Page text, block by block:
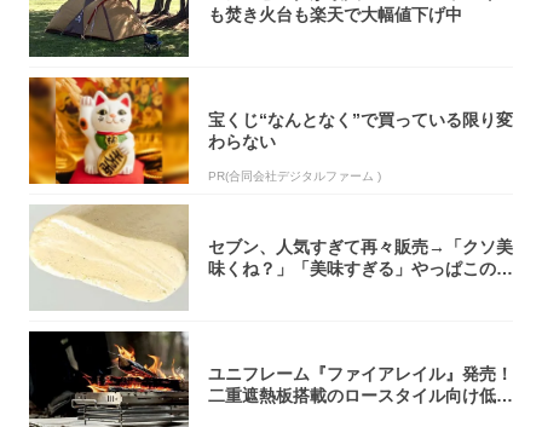
も焚き火台も楽天で大幅値下げ中
宝くじ“なんとなく”で買っている限り変
わらない
PR(合同会社デジタルファーム )
セブン、人気すぎて再々販売→「クソ美
味くね？」「美味すぎる」やっぱこのク
ユニフレーム『ファイアレイル』発売！
二重遮熱板搭載のロースタイル向け低型